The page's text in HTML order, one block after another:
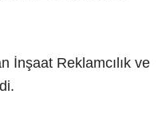
İnşaat Reklamcılık ve